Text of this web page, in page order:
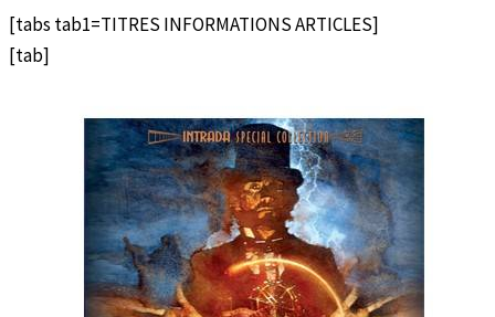
[tabs tab1=TITRES INFORMATIONS ARTICLES]
[tab]